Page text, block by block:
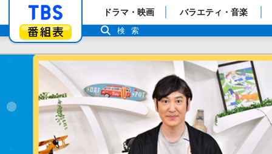
「TBSテレビ」トップページ
番組表
ドラマ・映画 バラエティ・音楽
検索